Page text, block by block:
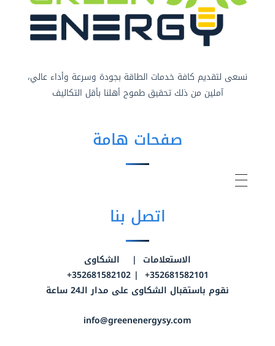
نسعى لتقديم كافة خدمات الطاقة بجودة وسرعة وأداء عالي،
آملين من ذلك تحقيق طموح أهلنا بأقل التكاليف
صفحات هامة
اتصل بنا
الاستعلامات | الشكاوى
352681582101+ | 352681582102+
نقوم باستقبال الشكاوى على مدار الـ24 ساعة
info@greenenergysy.com